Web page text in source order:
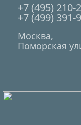
+7 (495) 210-
+7 (499) 391-
Москва,
Поморская